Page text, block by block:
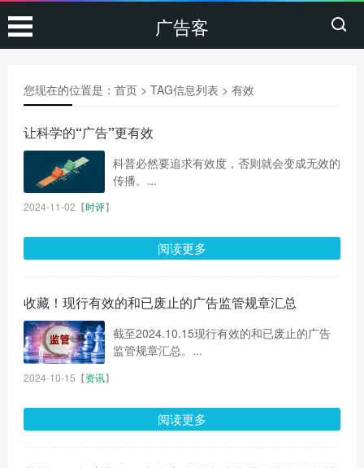
广告客
您现在的位置是： 首页> TAG信息列表 > 有效
让科学的“广告”更有效
科普必然要追求有效度，否则就会变成无效的
传播。...
2024-11-02 【时评】
阅读更多
收藏！现行有效的和已废止的广告监管规章汇总
截至2024.10.15现行有效的和已废止的广告
监管规章汇总。...
2024-10-15 【资讯】
阅读更多